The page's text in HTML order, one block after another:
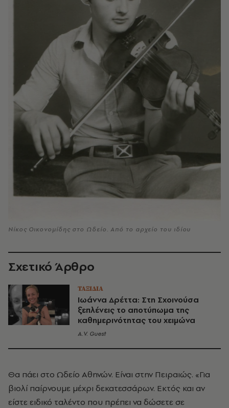
Νίκος Οικονομίδης στο Ωδείο. Από το αρχείο του ιδίου
Σχετικό Άρθρο
ΤΑΞΙΔΙΑ
Ιωάννα Δρέττα: Στη Σχοινούσα
ξεπλένεις το αποτύπωμα της
καθημερινότητας του χειμώνα
A.V. Guest
Θα πάει στο Ωδείο Αθηνών. Είναι στην Πειραιώς. «Για
βιολί παίρνουμε μέχρι δεκατεσσάρων. Εκτός και αν
είστε ειδικό ταλέντο που πρέπει να δώσετε σε